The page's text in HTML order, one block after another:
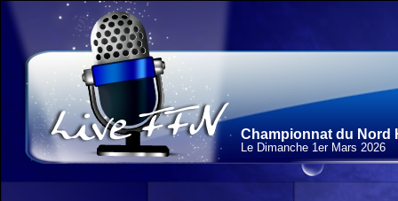
Championnat du Nord
Le Dimanche 1erMars 2026